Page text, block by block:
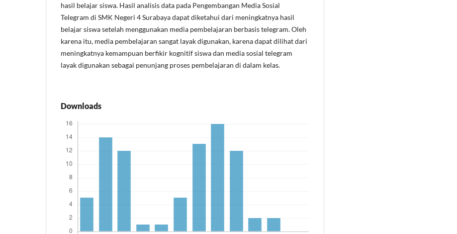
hasil belajar siswa. Hasil analisis data pada Pengembangan Media Sosial
Telegram di SMK Negeri 4 Surabaya dapat diketahui dari meningkatnya hasil
belajar siswa setelah menggunakan media pembelajaran berbasis telegram. Oleh
karena itu, media pembelajaran sangat layak digunakan, karena dapat dilihat dari
meningkatnya kemampuan berfikir kognitif siswa dan media sosial telegram
layak digunakan sebagai penunjang proses pembelajaran di dalam kelas.
Downloads